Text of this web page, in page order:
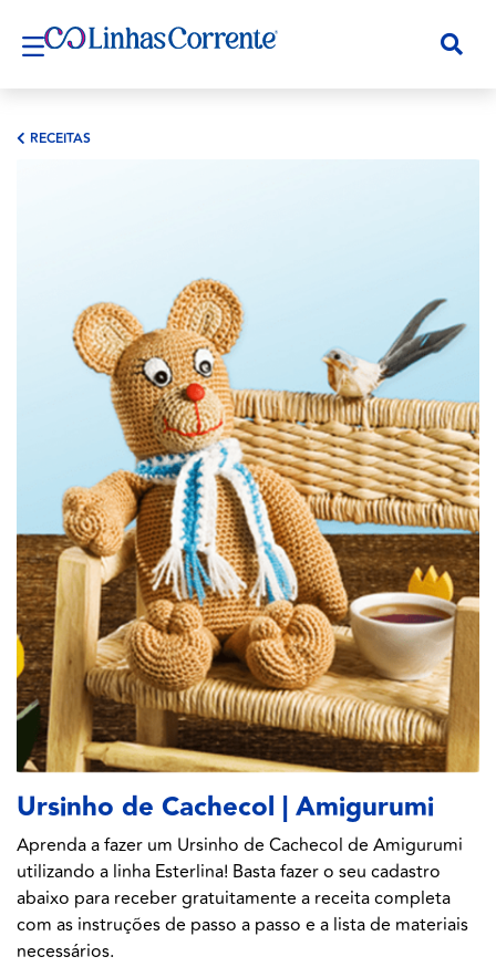
RECEITAS
Ursinho de Cachecol | Amigurumi
Aprenda a fazer um Ursinho de Cachecol de Amigurumi
utilizando a linha Esterlina! Basta fazer o seu cadastro
abaixo para receber gratuitamente a receita completa
com as instruções de passo a passo e a lista de materiais
necessários.